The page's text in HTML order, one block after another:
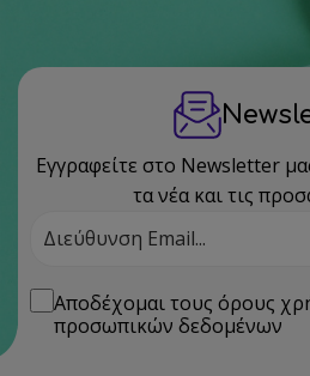
Εγγραφείτε στο Newsletter
τα νέα και τις
Διεύθυνση
Email
Αποδέχομαι τους όρους
προσωπικών δεδομένων